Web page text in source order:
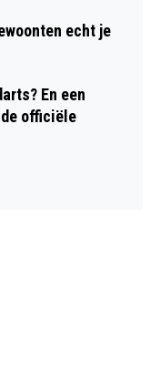
echt je
En een
officiële